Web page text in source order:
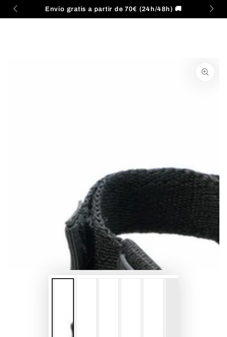
IR AL
CONTENIDO
Envio gratis a partir de 70€ (24h/48h) 🚚
medios
index